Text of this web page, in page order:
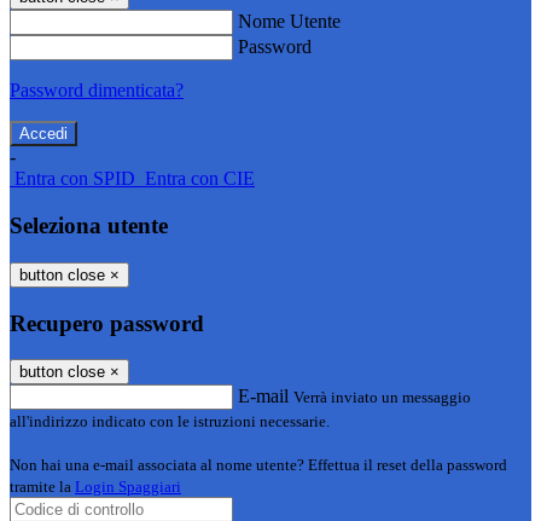
Nome Utente
Password
Password dimenticata?
-
Entra con SPID Entra con CIE
Seleziona utente
button close ×
Recupero password
button close ×
E-mail Verrà inviato un messaggio
all'indirizzo indicato con le istruzioni necessarie.
Non hai una e-mail associata al nome utente? Effettua il reset della password
tramite la Login Spaggiari